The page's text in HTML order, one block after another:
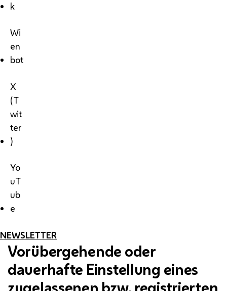
k
Wi
en
bot
X
(T
wit
ter
)
Yo
uT
ub
e
NEWSLETTER
Vorübergehende oder
dauerhafte Einstellung eines